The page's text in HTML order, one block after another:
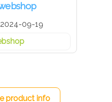
2024-09-19
product info